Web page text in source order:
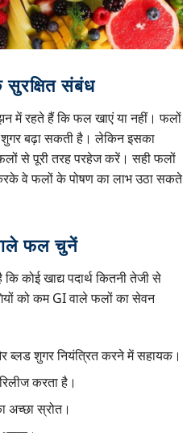
संबंध
में रहते हैं कि फल खाएं या नहीं। फलों
शुगर बढ़ा सकती है। लेकिन इसका
से पूरी तरह परहेज करें। सही फलों
वे फलों के पोषण का लाभ उठा सकते
फल चुनें
कोई खाद्य पदार्थ कितनी तेजी से
को कम GI वाले फलों का सेवन
ब्लड शुगर नियंत्रित करने में सहायक।
करता है।
अच्छा स्रोत।